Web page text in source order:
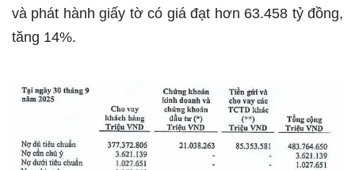
và phát hành giấy tờ có giá đạt hơn 63.458 tỷ đồng,
tăng 14%.